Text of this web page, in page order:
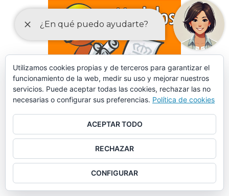
DECLARACIONES RESPONSABLES Y COMUNICACIONES
PREVIAS PARA EL EJERCICIO DE ACTIVIDADES
Utilizamos cookies propias y de terceros para garantizar el
funcionamiento de la web, medir su uso y mejorar nuestros
servicios. Puede aceptar todas las cookies, rechazar las no
necesarias o configurar sus preferencias. Política de cookies
ACEPTAR TODO
RECHAZAR
CONFIGURAR